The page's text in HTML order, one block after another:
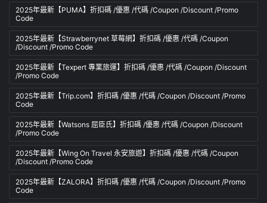
2025年最新【PUMA】折扣碼 /優惠 /代碼 /Coupon /Discount /Promo
Code
2025年最新【Strawberrynet 草莓網】折扣碼 /優惠 /代碼 /Coupon
/Discount /Promo Code
2025年最新【Texpert 專業旅運】折扣碼 /優惠 /代碼 /Coupon /Discount
/Promo Code
2025年最新【Trip.com】折扣碼 /優惠 /代碼 /Coupon /Discount /Promo
Code
2025年最新【Watsons 屈臣氏】折扣碼 /優惠 /代碼 /Coupon /Discount
/Promo Code
2025年最新【Wing On Travel 永安旅遊】折扣碼 /優惠 /代碼 /Coupon
/Discount /Promo Code
2025年最新【ZALORA】折扣碼 /優惠 /代碼 /Coupon /Discount /Promo
Code